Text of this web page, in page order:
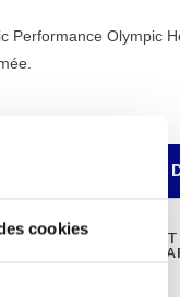
cookies
Performance Olympic
AJOUTER AU